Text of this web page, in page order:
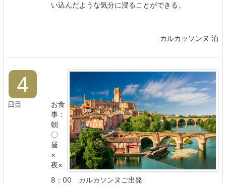
い込んだような気分に浸ることができる。
カルカッソンヌ 泊
4
日目
お食
事：
朝
〇
昼
×
夜×
8：00 カルカソンヌご出発